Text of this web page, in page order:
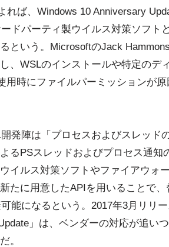
れば、Windows 10 Anniversary
ドパーティ製ウイルス対策ソフト
という。MicrosoftのJack
、WSLのインストールや特定のデ
用時にファイルパーミッションが
発陣は「プロセスおよびスレッド
るPSスレッドおよびプロセス通知
イルス対策ソフトやファイアウォ
たに用意したAPIを用いることで、
能になるという。2017年3月リリ
」は、ベンダーの対応が追い
。